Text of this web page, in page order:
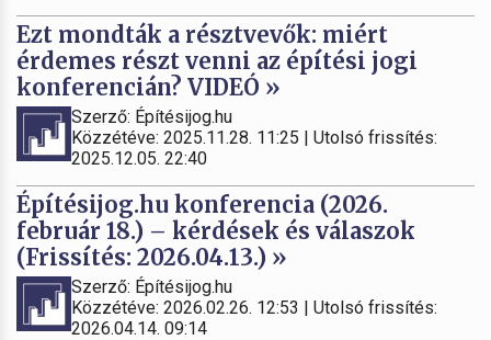
Ezt mondták a résztvevők: miért
érdemes részt venni az építési jogi
konferencián? VIDEÓ »
Szerző: Építésijog.hu
Közzétéve: 2025.11.28. 11:25 | Utolsó frissítés:
2025.12.05. 22:40
Építésijog.hu konferencia (2026.
február 18.) – kérdések és válaszok
(Frissítés: 2026.04.13.) »
Szerző: Építésijog.hu
Közzétéve: 2026.02.26. 12:53 | Utolsó frissítés:
2026.04.14. 09:14